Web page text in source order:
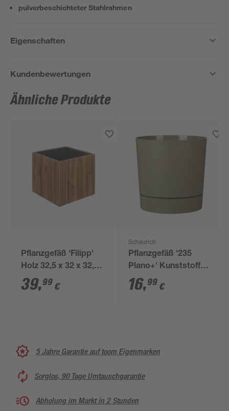
pulverbeschichteter Stahlrahmen
Eigenschaften
Kundenbewertungen
Ähnliche Produkte
Pflanzgefäß 'Filipp'
Holz 32,5 x 32 x 32,5
cm
39,99 €
Scheurich
Pflanzgefäß '235
Plano+' Kunststoff
Moss green Ø 28,8 x
29 cm
16,99 €
5 Jahre Garantie auf toom Eigenmarken
Sorglos, 90 Tage Umtauschgarantie
Abholung im Markt in 2 Stunden